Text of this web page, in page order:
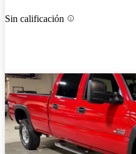
Sin calificación